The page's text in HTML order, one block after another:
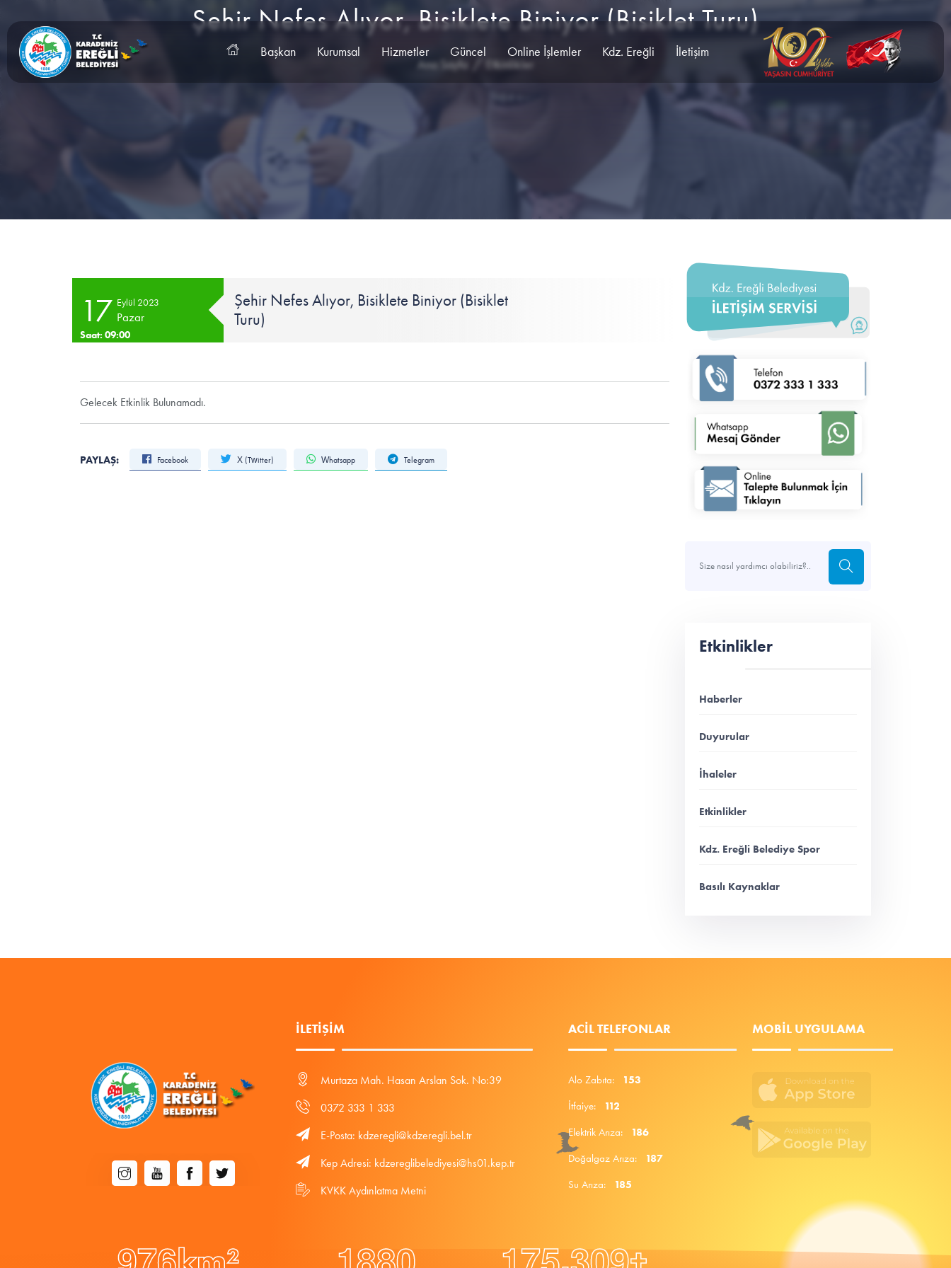
Başkan Kurumsal Hizmetler Güncel Online İşlemler Kdz. Ereğli İletişim
Şehir Nefes Alıyor, Bisiklete Biniyor (Bisiklet Turu)
Ana Sayfa Etkinlikler
17 Eylül 2023
Pazar
Saat: 09:00
Şehir Nefes Alıyor, Bisiklete Biniyor (Bisiklet
Turu)
Gelecek Etkinlik Bulunamadı.
PAYLAŞ: Facebook X (Twitter) Whatsapp Telegram
Etkinlikler
Haberler
Duyurular
İhaleler
Etkinlikler
Kdz. Ereğli Belediye Spor
Basılı Kaynaklar
İLETIŞIM
Murtaza Mah. Hasan Arslan Sok. No:39
0372 333 1 333
E-Posta: kdzeregli@kdzeregli.bel.tr
Kep Adresi: kdzereglibelediyesi@hs01.kep.tr
KVKK Aydınlatma Metni
ACIL TELEFONLAR
Alo Zabıta: 153
İtfaiye: 112
Elektrik Arıza: 186
Doğalgaz Arıza: 187
Su Arıza: 185
MOBIL UYGULAMA
.